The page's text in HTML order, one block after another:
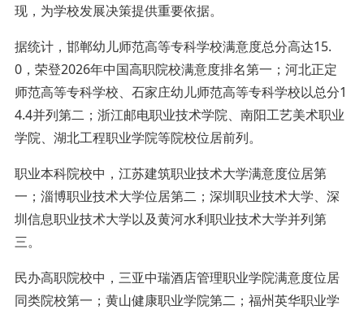
现，为学校发展决策提供重要依据。
据统计，邯郸幼儿师范高等专科学校满意度总分高达15.
0，荣登2026年中国高职院校满意度排名第一；河北正定
师范高等专科学校、石家庄幼儿师范高等专科学校以总分1
4.4并列第二；浙江邮电职业技术学院、南阳工艺美术职业
学院、湖北工程职业学院等院校位居前列。
职业本科院校中，江苏建筑职业技术大学满意度位居第
一；淄博职业技术大学位居第二；深圳职业技术大学、深
圳信息职业技术大学以及黄河水利职业技术大学并列第
三。
民办高职院校中，三亚中瑞酒店管理职业学院满意度位居
同类院校第一；黄山健康职业学院第二；福州英华职业学